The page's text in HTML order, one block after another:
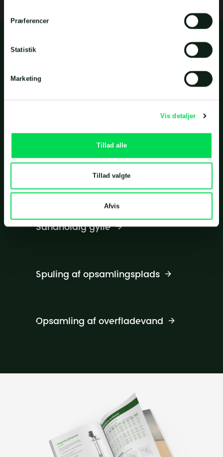
Præferencer
Statistik
Marketing
Vis detaljer
Tillad alle
Tillad valgte
Afvis
Vores løsninger inden for
landbrug
Hyppig udslusning
Langdistancepumpning
Sandholdig gylle
Spuling af opsamlingsplads
Opsamling af overfladevand